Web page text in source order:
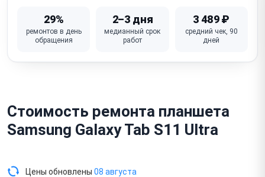
Нет звука в разговоре / не работает микрофон (LTE-
модели)
Неисправна материнская плата
29%
ремонтов в день
обращения
2–3 дня
медианный срок
работ
3 489 ₽
средний чек, 90
дней
Стоимость ремонта планшета
Samsung Galaxy Tab S11 Ultra
Цены обновлены 08 августа